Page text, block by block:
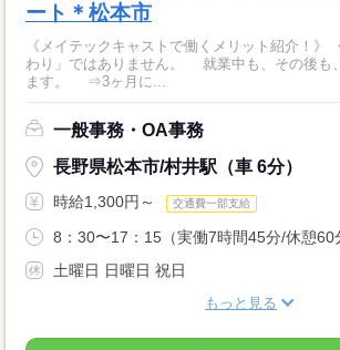
ート＊松本市
《メイテックキャストで働くメリット紹介！》
わり」ではありません。 就業中も、その後も
ます。 ⇒3ヶ月に...
一般事務・OA事務
長野県松本市/村井駅（車 6分）
時給1,300円～ 交通費一部支給
8：30〜17：15（実働7時間45分/休憩60
土曜日 日曜日 祝日
もっと見る